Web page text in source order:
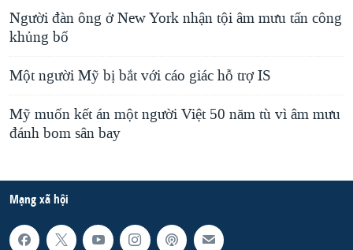
Người đàn ông ở New York nhận tội âm mưu tấn công
khủng bố
Một người Mỹ bị bắt với cáo giác hỗ trợ IS
Mỹ muốn kết án một người Việt 50 năm tù vì âm mưu
đánh bom sân bay
Mạng xã hội